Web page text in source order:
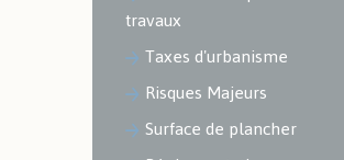
Environnement
travaux
Taxes d'urbanisme
Risques Majeurs
Surface de plancher